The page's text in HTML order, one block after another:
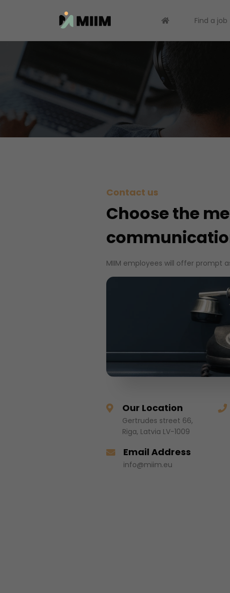
Find a job
Contact us
Choose the
MIIM employees will offer prompt
Our Location
Gertrudes street 66,
Riga, Latvia LV-1009
Email Address
info@miim.eu